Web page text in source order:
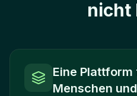
nicht
Eine
Menschen